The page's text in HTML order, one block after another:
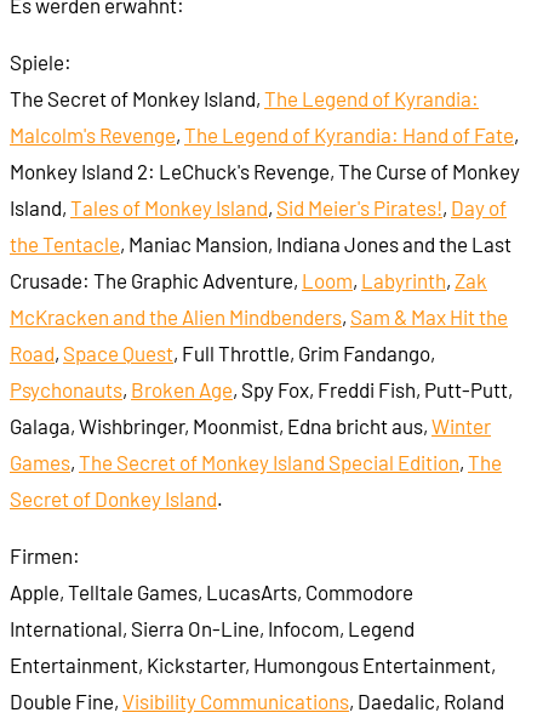
Es werden erwähnt:
Spiele:
The Secret of Monkey Island, The Legend of Kyrandia:
Malcolm's Revenge, The Legend of Kyrandia: Hand of Fate,
Monkey Island 2: LeChuck's Revenge, The Curse of Monkey
Island, Tales of Monkey Island, Sid Meier's Pirates!, Day of
the Tentacle, Maniac Mansion, Indiana Jones and the Last
Crusade: The Graphic Adventure, Loom, Labyrinth, Zak
McKracken and the Alien Mindbenders, Sam & Max Hit the
Road, Space Quest, Full Throttle, Grim Fandango,
Psychonauts, Broken Age, Spy Fox, Freddi Fish, Putt-Putt,
Galaga, Wishbringer, Moonmist, Edna bricht aus, Winter
Games, The Secret of Monkey Island Special Edition, The
Secret of Donkey Island.
Firmen:
Apple, Telltale Games, LucasArts, Commodore
International, Sierra On-Line, Infocom, Legend
Entertainment, Kickstarter, Humongous Entertainment,
Double Fine, Visibility Communications, Daedalic, Roland